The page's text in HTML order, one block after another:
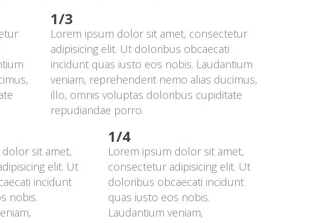
1/3
Lorem ipsum dolor sit amet, consectetur
adipisicing elit. Ut doloribus obcaecati
incidunt quas iusto eos nobis. Laudantium
veniam, reprehenderit nemo alias ducimus,
illo, omnis voluptas doloribus cupiditate
repudiandae porro.
sit amet,
elit. Ut
incidunt
nobis.
1/4
Lorem ipsum dolor sit amet,
consectetur adipisicing elit. Ut
doloribus obcaecati incidunt
quas iusto eos nobis.
Laudantium veniam,